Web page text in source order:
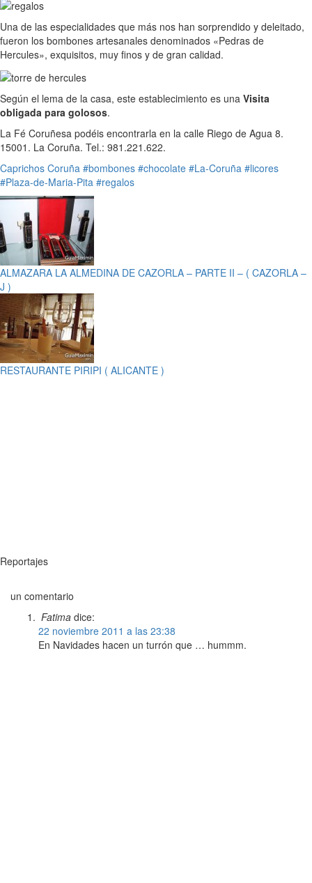
Una de las especialidades que más nos han sorprendido y deleitado,
fueron los bombones artesanales denominados «Pedras de
Hercules», exquisitos, muy finos y de gran calidad.
Según el lema de la casa, este establecimiento es una Visita
obligada para golosos.
La Fé Coruñesa podéis encontrarla en la calle Riego de Agua 8.
15001. La Coruña. Tel.: 981.221.622.
Caprichos Coruña #bombones #chocolate #La-Coruña #licores
#Plaza-de-Maria-Pita #regalos
ALMAZARA LA ALMEDINA DE CAZORLA – PARTE II – ( CAZORLA –
J )
RESTAURANTE PIRIPI ( ALICANTE )
Reportajes
un comentario
Fatima dice:
22 noviembre 2011 a las 23:38
En Navidades hacen un turrón que … hummm.